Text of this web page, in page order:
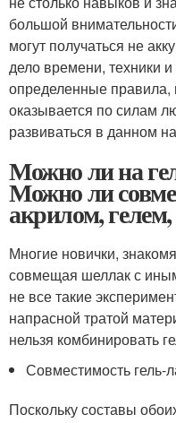
большой
могут получаться не
дело времени, техники
определенные правила,
оказывается по силам
развиваться в данном
Можно ли на
Можно ли
акрилом,
Многие новички,
совмещая шеллак с
не все такие
напрасной тратой
нельзя комбинировать
Совместимость гель-
Поскольку составы